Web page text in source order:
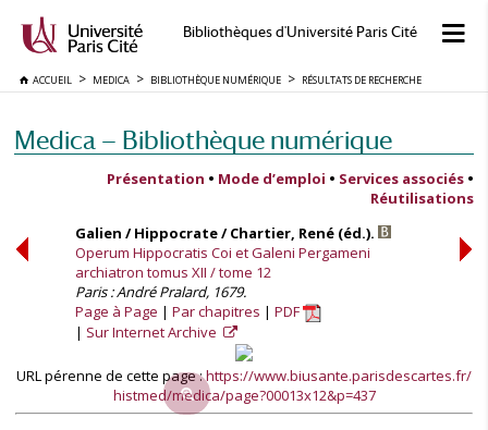
Bibliothèques d'Université Paris Cité
ACCUEIL MEDICA BIBLIOTHÈQUE NUMÉRIQUE RÉSULTATS DE RECHERCHE
Medica — Bibliothèque numérique
Présentation • Mode d’emploi • Services associés •
Réutilisations
Galien / Hippocrate / Chartier, René (éd.).
Operum Hippocratis Coi et Galeni Pergameni
archiatron tomus XII / tome 12
Paris : André Pralard, 1679.
Page à Page
Par chapitres
PDF
Sur Internet Archive
URL pérenne de cette page :https://www.biusante.parisdescartes.fr/
histmed/medica/page?00013x12&p=437